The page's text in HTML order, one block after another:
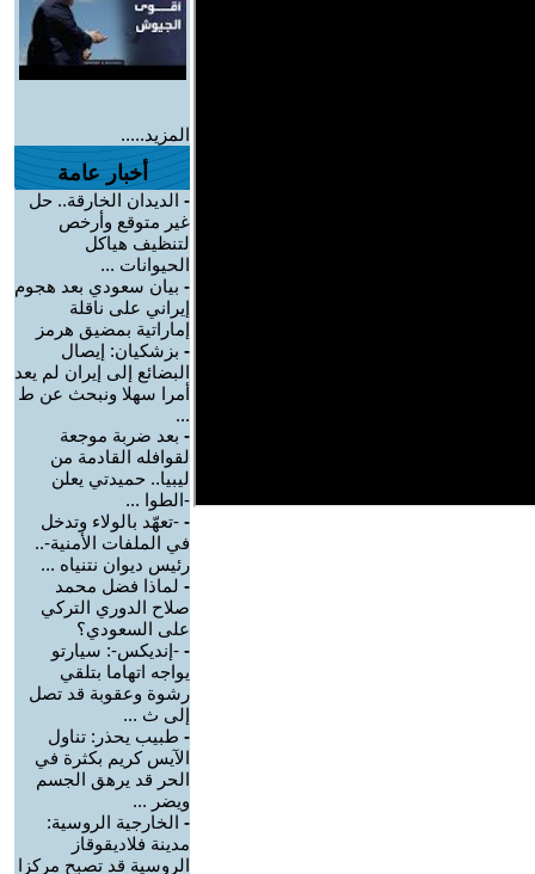
المزيد.....
أخبار عامة
- الديدان الخارقة.. حل
غير متوقع وأرخص
لتنظيف هياكل
الحيوانات ...
- بيان سعودي بعد هجوم
إيراني على ناقلة
إماراتية بمضيق هرمز
- بزشكيان: إيصال
البضائع إلى إيران لم يعد
أمرا سهلا ونبحث عن ط
...
- بعد ضربة موجعة
لقوافله القادمة من
ليبيا.. حميدتي يعلن
-الطوا ...
- -تعهّد بالولاء وتدخل
في الملفات الأمنية-..
رئيس ديوان نتنياه ...
- لماذا فضل محمد
صلاح الدوري التركي
على السعودي؟
- -إنديكس-: سيارتو
يواجه اتهاما بتلقي
رشوة وعقوبة قد تصل
إلى ث ...
- طبيب يحذر: تناول
الآيس كريم بكثرة في
الحر قد يرهق الجسم
ويضر ...
- الخارجية الروسية:
مدينة فلاديقوقاز
الروسية قد تصبح مركزا